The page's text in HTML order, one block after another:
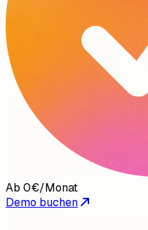
Ab 0€/Monat
Demo buchen